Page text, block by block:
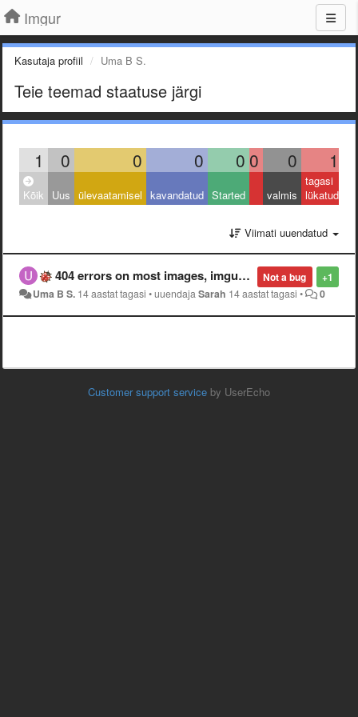
Imgur
Kasutaja profiil Uma B S.
Teie teemad staatuse järgi
1 0 0 0 0 0 0 1
Kõik Uus ülevaatamisel kavandatud Started valmis
tagasi
lükatud
Viimati uuendatud
+1
Not a bug
404 errors on most images, imgur homepage gone??
Uma B S. 14 aastat tagasi •uuendajaSarah 14 aastat tagasi • 0
Customer support service by UserEcho